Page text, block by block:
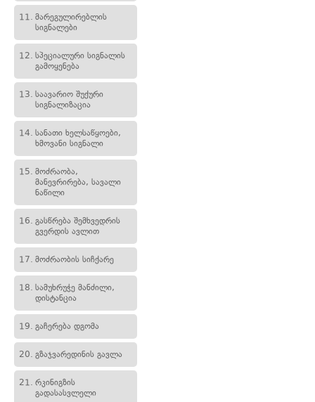
11. მარეგულირებლის
სიგნალები
12. სპეციალური სიგნალის
გამოყენება
13. საავარიო შუქური
სიგნალიზაცია
14. სანათი ხელსაწყოები,
ხმოვანი სიგნალი
15. მოძრაობა,
მანევრირება, სავალი
ნაწილი
16. გასწრება შემხვედრის
გვერდის ავლით
17. მოძრაობის სიჩქარე
18. სამუხრუჭე მანძილი,
დისტანცია
19. გაჩერება დგომა
20. გზაჯვარედინის გავლა
21. რკინიგზის
გადასასვლელი